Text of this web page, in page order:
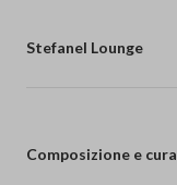
Stefanel Lounge
Composizione e cura